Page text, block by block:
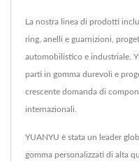
La nostra linea di prodotti
ring, anelli e guarnizioni,
automobilistico e industriale.
parti in gomma durevoli e
crescente domanda di
internazionali.
YUANYU è stata un leader
gomma personalizzati di alta